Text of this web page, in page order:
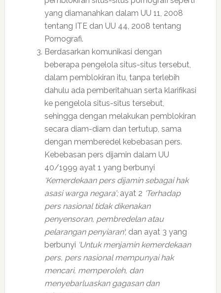
yang diamanahkan dalam UU 11, 2008
tentang ITE dan UU 44, 2008 tentang
Pornografi.
Berdasarkan komunikasi dengan
beberapa pengelola situs-situs tersebut,
dalam pemblokiran itu, tanpa terlebih
dahulu ada pemberitahuan serta klarifikasi
ke pengelola situs-situs tersebut,
sehingga dengan melakukan pemblokiran
secara diam-diam dan tertutup, sama
dengan memberedel kebebasan pers.
Kebebasan pers dijamin dalam UU
40/1999 ayat 1 yang berbunyi
‘Kemerdekaan pers dijamin sebagai hak
asasi warga negara’;ayat 2 ‘Terhadap
pers nasional tidak dikenakan
penyensoran, pembredelan atau
pelarangan penyiaran’; dan ayat 3 yang
berbunyi ‘Untuk menjamin kemerdekaan
pers, pers nasional mempunyai hak
mencari, memperoleh, dan
menyebarluaskan gagasan dan